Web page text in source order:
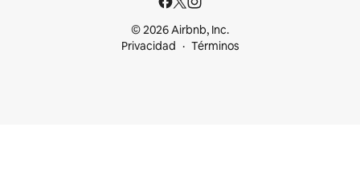
© 2026 Airbnb, Inc.
Privacidad
Términos